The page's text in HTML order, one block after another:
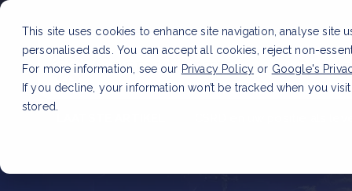
This site uses cookies to enhance site navigation, analyse site
personalised ads. You can accept all cookies, reject non-
For more information, see our Privacy Policy or Google's
If you decline, your information won’t be tracked when you
stored.
CSRD en uw positie als